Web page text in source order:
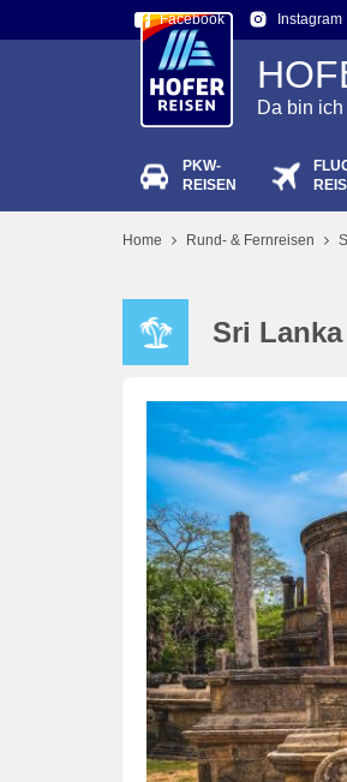
Facebook Instagram
Da bin
PKW-
REISEN
Home Rund- & Fernreisen
Sri